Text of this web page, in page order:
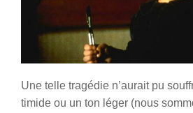
Une telle tragédie n’aurait pu
timide ou un ton léger (nous